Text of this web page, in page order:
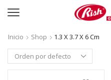
Inicio Shop
1.3 X 3.7 X 6 Cm